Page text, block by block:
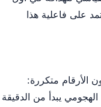
على فاعلية هذا
متكررة:
يبدأ من الدقيقة